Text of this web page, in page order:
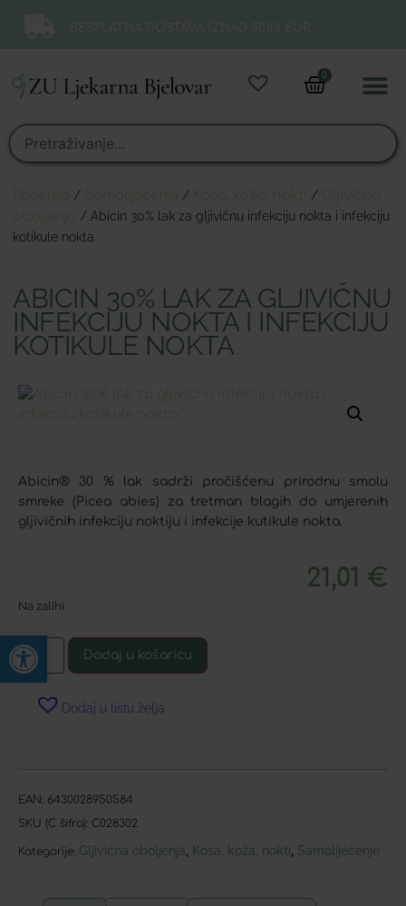
Open toolbar
0
/ / /
/ Abicin 30% lak za gljivičnu infekciju nokta i infekciju
kotikule nokta
ABICIN 30% LAK ZA GLJIVIČNU
INFEKCIJU NOKTA I INFEKCIJU
KOTIKULE NOKTA
Abicin® 30 % lak sadrži pročišćenu prirodnu smolu
smreke (Picea abies) za tretman blagih do umjerenih
gljivičnih infekciju noktiju i infekcije kutikule nokta.
21,01 €
Na zalihi
Dodaj u košaricu
Dodaj u listu želja
EAN: 6430028950584
SKU (C šifra): C028302
Kategorije: Gljivična oboljenja Kosa, koža, nokti Samoliječenje